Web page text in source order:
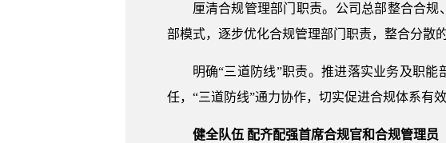
厘清合规管理部门职责。公司总部整合合
部模式，逐步优化合规管理部门职责，整合分散
明确“三道防线”职责。推进落实业务及职
任，“三道防线”通力协作，切实促进合规体系有效
健全队伍 配齐配强首席合规官和合规管理员